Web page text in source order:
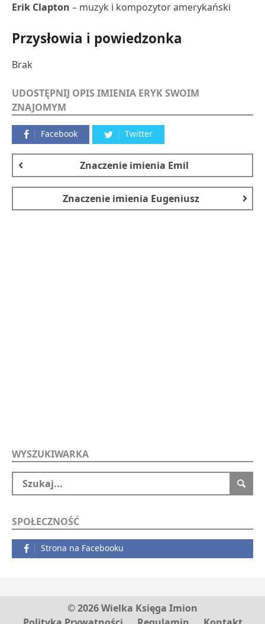
Erik Clapton – muzyk i kompozytor amerykański
Przysłowia i powiedzonka
Brak
UDOSTĘPNIJ OPIS IMIENIA ERYK SWOIM
ZNAJOMYM
Facebook Twitter
Znaczenie imienia Emil
Znaczenie imienia Eugeniusz
WYSZUKIWARKA
SPOŁECZNOŚĆ
Strona na Facebooku
© 2026 Wielka Księga Imion